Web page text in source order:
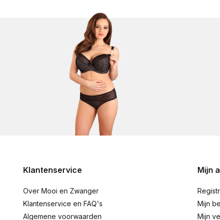
Klantenservice
Over Mooi en Zwanger
Klantenservice en FAQ's
Algemene voorwaarden
Mijn
Mijn
Mijn